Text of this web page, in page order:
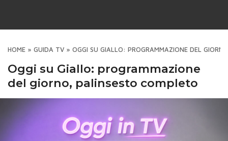
HOME » GUIDA TV » OGGI SU GIALLO: PROGRAMMAZIONE DEL
Oggi su Giallo: programmazione
del giorno, palinsesto completo